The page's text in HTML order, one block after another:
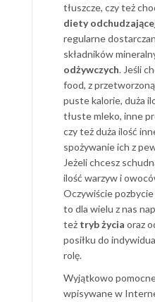
tłuszcze, czy też
diety
regularne
składników
odżywczych. Jeśli
food, z
puste kalorie, duża
tłuste mleko, inne
czy też duża ilość
spożywanie ich z
Jeżeli chcesz
ilość warzyw i
Oczywiście
to dla wielu z nas
też tryb życia oraz
posiłku do
rolę.
Wyjątkowo
wpisywane w